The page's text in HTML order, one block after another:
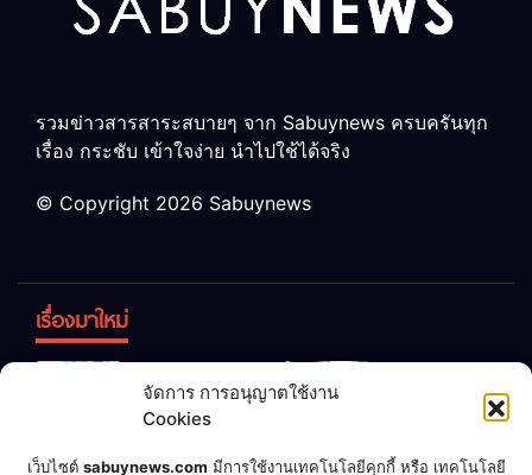
จัดการ การอนุญาตใช้งาน
Cookies
เว็บไซต์ sabuynews.com มีการใช้งานเทคโนโลยีคุกกี้ หรือ เทคโนโลยี
รวมข่าวสารสาระสบายๆ จาก Sabuynews ครบครันทุก
เรื่อง กระชับ เข้าใจง่าย นำไปใช้ได้จริง
© Copyright 2026 Sabuynews
เรื่องมาใหม่
ทิ้ง! เปลี่ยน
เป็น “ปุ๋ย
จุลินทรีย์”
หญิง 12 ขวบ
แต่งงานกับ
เชื่อพ่อแล้ว เจ้าของคาร์